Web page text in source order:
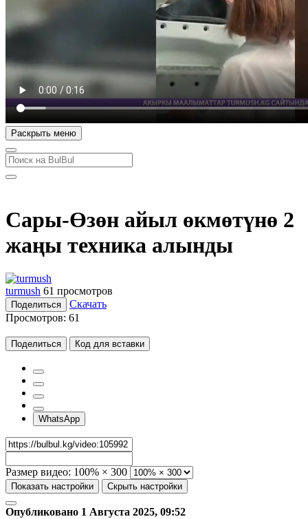
Раскрыть меню
Сары-Өзөн айыл өкмөтүнө 2
жаңы техника алынды
turmush 61 просмотров
Поделиться
Скачать
Просмотров: 61
Поделиться Код для вставки
WhatsApp
Размер видео: 100% × 300
Показать настройки Скрыть настройки
Опубликовано 1 Августа 2025, 09:52